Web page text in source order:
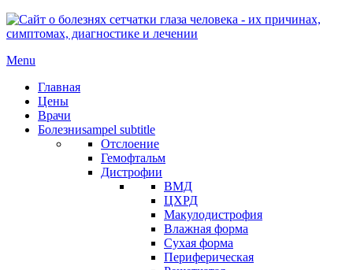
Menu
Главная
Цены
Врачи
Болезниsampel subtitle
Отслоение
Гемофтальм
Дистрофии
ВМД
ЦХРД
Макулодистрофия
Влажная форма
Сухая форма
Периферическая